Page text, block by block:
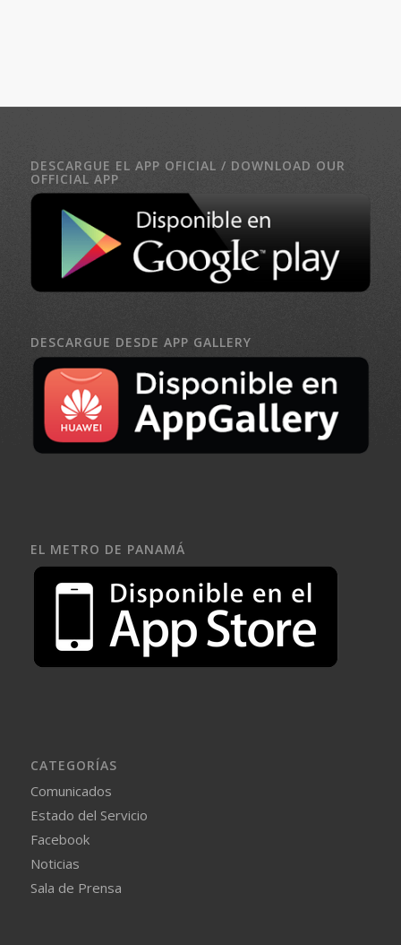
DESCARGUE EL APP OFICIAL / DOWNLOAD OUR
OFFICIAL APP
DESCARGUE DESDE APP GALLERY
EL METRO DE PANAMÁ
CATEGORÍAS
Comunicados
Estado del Servicio
Facebook
Noticias
Sala de Prensa